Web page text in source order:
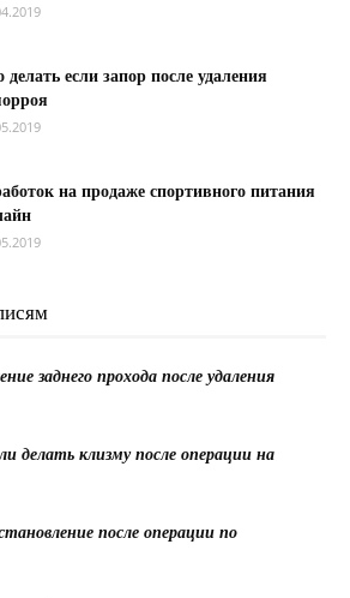
делать если запор после удаления
на продаже спортивного питания
заднего прохода после удаления
делать клизму после операции на
после операции по